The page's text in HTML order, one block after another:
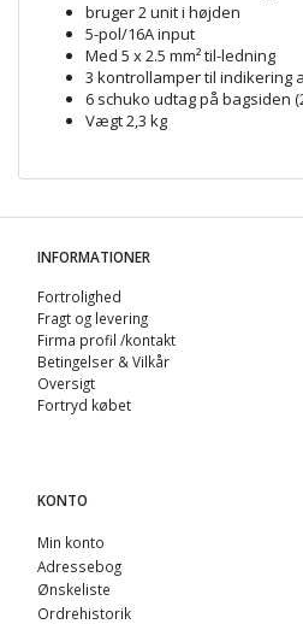
bruger 2 unit i højden
5-pol/16A input
Med 5 x 2.5 mm² til-ledning
3 kontrollamper til indikering
6 schuko udtag på bagsiden
Vægt 2,3 kg
INFORMATIONER
Fortrolighed
Fragt og levering
Firma profil /kontakt
Betingelser & Vilkår
Oversigt
Fortryd købet
KONTO
Min konto
Adressebog
Ønskeliste
Ordrehistorik